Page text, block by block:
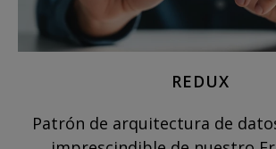
REDUX
Patrón de arquitectura de